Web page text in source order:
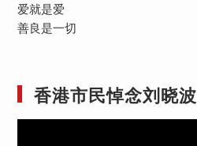
爱就是爱
善良是一切
香港市民悼念刘晓波